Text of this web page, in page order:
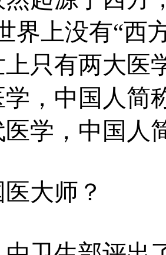
界上没有“西
上只有两大医
，中国人简
学，中国人
大师？